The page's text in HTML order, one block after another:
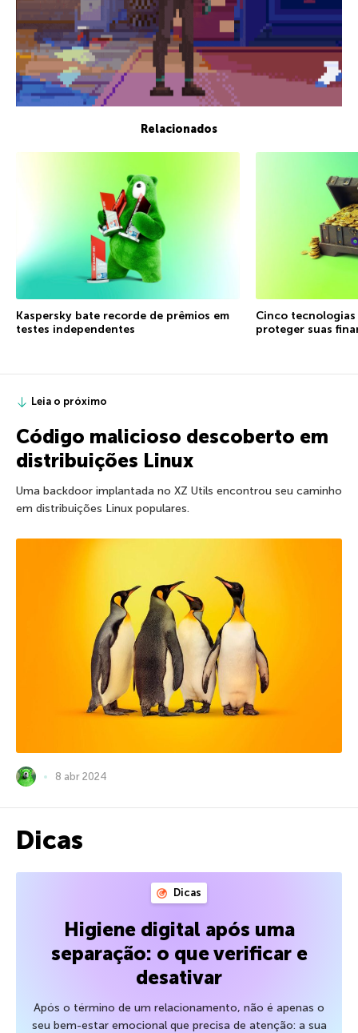
Relacionados
Kaspersky bate recorde de prêmios em
testes independentes
Cinco tecnologias
proteger suas
Leia o próximo
Código malicioso descoberto em
distribuições Linux
Uma backdoor implantada no XZ Utils encontrou seu caminho
em distribuições Linux populares.
8 abr 2024
Dicas
Dicas
Higiene digital após uma
separação: o que verificar e
desativar
Após o término de um relacionamento, não é apenas o
seu bem-estar emocional que precisa de atenção: a sua